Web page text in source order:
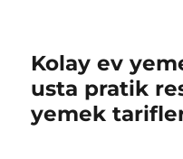
Kolay ev
usta pratik
yemek